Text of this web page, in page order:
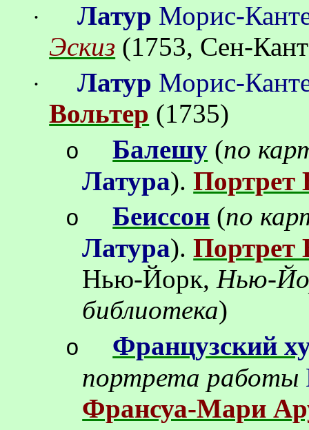
· Латур Морис-
Эскиз (1753, Сен-
· Латур Морис-
Вольтер (1735)
o Балешу (по
Латура).Портрет
o Беиссон (по
Латура).Портрет
Нью-Йорк,Нью-
библиотека)
o
Французский
портрета работы
Франсуа-Мари